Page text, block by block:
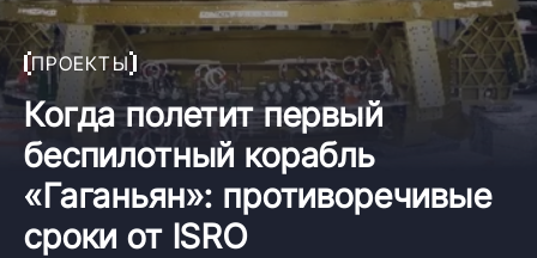
ПРОЕКТЫ
Когда полетит первый
беспилотный корабль
«Гаганьян»: противоречивые
сроки от ISRO